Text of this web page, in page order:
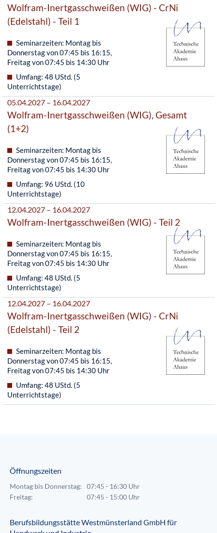
Wolfram-Inertgasschweißen (WIG) - CrNi
(Edelstahl) - Teil 1
Seminarzeiten: Montag bis
Donnerstag von 07:45 bis 16:15,
Freitag von 07:45 bis 14:30 Uhr
Umfang: 48 UStd. (5
Unterrichtstage)
05.04.2027 – 16.04.2027
Wolfram-Inertgasschweißen (WIG), Gesamt
(1+2)
Seminarzeiten: Montag bis
Donnerstag von 07:45 bis 16:15,
Freitag von 07:45 bis 14:30 Uhr
Umfang: 96 UStd. (10
Unterrichtstage)
12.04.2027 – 16.04.2027
Wolfram-Inertgasschweißen (WIG) - Teil 2
Seminarzeiten: Montag bis
Donnerstag von 07:45 bis 16:15,
Freitag von 07:45 bis 14:30 Uhr
Umfang: 48 UStd. (5
Unterrichtstage)
12.04.2027 – 16.04.2027
Wolfram-Inertgasschweißen (WIG) - CrNi
(Edelstahl) - Teil 2
Seminarzeiten: Montag bis
Donnerstag von 07:45 bis 16:15,
Freitag von 07:45 bis 14:30 Uhr
Umfang: 48 UStd. (5
Unterrichtstage)
Öffnungszeiten
Montag bis Donnerstag:
07:45 - 16:30 Uhr
Freitag:
07:45 - 15:00 Uhr
Berufsbildungsstätte Westmünsterland GmbH für